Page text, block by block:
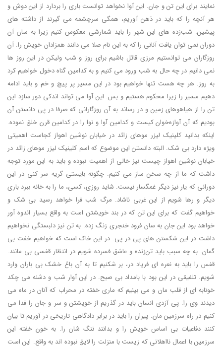
نمایند برای این تن و جان. این آوا نخواهد توانست باری را بردارد از این دوش و
هر آنچه را که باید در ذهن آوریم، همگی سرچشمه می گیرند از داشته های
پیشین. شب‌زده های این شهر را باید شمارشی معکوس کنیم زیرا به سان آن
دوران نمی توان یافت آنانی را که به این نام صلا می دانند همزادان خویش را. آن
روزگاران می توانستیم مرزی قائل باشیم برای روز و شب ولیکن در این روز ها
نمی دانیم در چه حال به شب ورود می کنیم و به کدامین گناه دخول خواهیم کرد
به روز. هر چه هست تنها خواهیم بود در این مسیر پر پیچ و خم و باید ادامه
دهیم مسیر را زیرا محکوم هستیم و بس. این آوا می تواند اندکی دور سازد این
تن را از هیاهوهای زمین و در رساند به آن روزگارانی که صرفا در پی دانستن آن
بودیم که آن آوازه‌خوان کیست و کدامین آوا و نوا را در کدامین قرن خلق نموده.
اینکه بدانید کلینیک لیزر موهای زائد در خیابان نوشین اهواز کجاست اهمیتی
ویژه دارد بی شک. البته دانستن این موضوع که اسم کلینیک لیزر موهای زائد در
خیابان نوشین اهواز چیست نیز خالی از اهمیت نبوده و باید به این مورد توجه
داشت که ما از چه سخن ساز می کنیم. چگونه بایستی گریه سر کنی در این
دورانی که یار نیز دیگر غمگسار نیست. شاید روزی، کسی، ما را به خانه ببرد باری
دیگر و رها شویم از این غربی ناشاد. مرگ شب فرا خواهد رسید بی شک و
خواهیم گفت که برای این تن که در بند خویشتن است به واقع بسیار اندوه آور
خواهد بود این جان به سان فرود خنجری زنگ زده. به تن نیز دلبستگی نخواهیم
داشت در این شکستن های پی در پی. در این خاک است که خواهیم خفت بی
گمان. به چه سبب باید تن‌زنده و عاشق فسرده شویم در انتظار قفسی بی مانند.
قفس را باید به نعره ای فریاد در، بر شکنیم تا به آن باغ خشک بی باران وارد
شویم. تلفیقی در این بود با بامداد بی صبح. در این آوار شب و دشنه می چکد
خونابه ای از قلب مان و می بینیم که ماری خفته در محراب که آنان در ماه می
دیدند وی را. پی آزدی انسان باید در گذریم از خویشتن و سر و جان را فدا می
کنیم در راه سرزمین مان. پیران را باید در برابر دادگاهی تاریخی در آوریم تا بیان
کنند دفاعیات بی اساس خویش را و بدانند ننگ شان را. به خون خفته این
سرزمین با اعمال نااهلانی که زیست با منزلت را لایق نبوده اند به واقع. این است